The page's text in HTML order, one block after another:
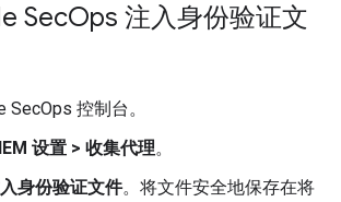
SecOps 注入身份验证文
SecOps 控制台。
设置 > 收集代理。
身份验证文件。将文件安全地保存在将